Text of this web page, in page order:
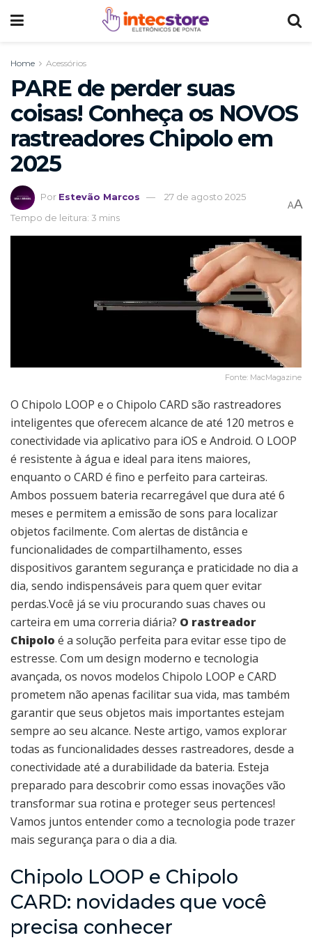
Home Acessórios
PARE de perder suas
coisas! Conheça os NOVOS
rastreadores Chipolo em
2025
Por Estevão Marcos
27 de agosto 2025
Tempo de leitura: 3 mins
AA
Fonte: MacMagazine
O Chipolo LOOP e o Chipolo CARD são rastreadores
inteligentes que oferecem alcance de até 120 metros e
conectividade via aplicativo para iOS e Android. O LOOP
é resistente à água e ideal para itens maiores,
enquanto o CARD é fino e perfeito para carteiras.
Ambos possuem bateria recarregável que dura até 6
meses e permitem a emissão de sons para localizar
objetos facilmente. Com alertas de distância e
funcionalidades de compartilhamento, esses
dispositivos garantem segurança e praticidade no dia a
dia, sendo indispensáveis para quem quer evitar
perdas.Você já se viu procurando suas chaves ou
carteira em uma correria diária? O rastreador
Chipolo é a solução perfeita para evitar esse tipo de
estresse. Com um design moderno e tecnologia
avançada, os novos modelos Chipolo LOOP e CARD
prometem não apenas facilitar sua vida, mas também
garantir que seus objetos mais importantes estejam
sempre ao seu alcance. Neste artigo, vamos explorar
todas as funcionalidades desses rastreadores, desde a
conectividade até a durabilidade da bateria. Esteja
preparado para descobrir como essas inovações vão
transformar sua rotina e proteger seus pertences!
Vamos juntos entender como a tecnologia pode trazer
mais segurança para o dia a dia.
Chipolo LOOP e Chipolo
CARD: novidades que você
precisa conhecer